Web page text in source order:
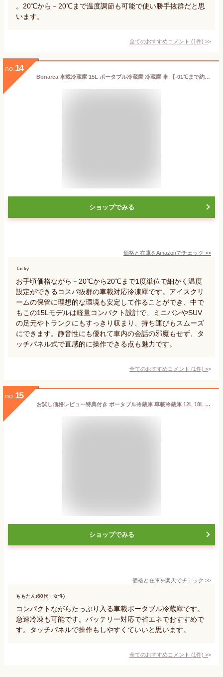
。20℃から－20℃まで温度調節も可能で使い勝手抜群だと思
います。
全てのおすすめコメント (1件) >
no. 14
Bonarca 車載冷蔵庫 15L ポータブル冷蔵庫 冷蔵庫 車 【-01℃まで約6分/低電圧保護】 コンプレッサー式 AC100V DC12V/24V対応 冷蔵冷凍庫 冷凍庫 ポータブル 小型 車中泊 持ち運び クーラーボックス FCR-A01BK ホワイト
ショップでみる
価格と在庫をAmazonでチェック >>
Tacky
お手頃価格ながら－20℃から20℃まで1度単位で細かく温度
設定ができるコスパ抜群の車載対応冷凍庫です。アイスクリ
ームの保管に理想的な環境も安定して作ることができ、中で
もこの15Lモデルは軽量コンパクト設計で、ミニバンやSUV
の足元やトランクにもすっきり収まり、持ち運びもスムーズ
にできます。静音性にも優れて車内の会話の邪魔もせず、タ
ッチパネル式で直感的に操作できる点も魅力です。
全てのおすすめコメント (1件) >
no. 15
お試し価格レビュー特典付き ポータブル冷蔵庫 車載冷蔵庫 12L 18L バッテリー対応 ポータブル冷凍庫 トラック 冷蔵庫 車載用冷蔵庫 冷蔵冷凍庫ポータブル -20℃ DC12V/24V AC100V 静音 家庭用コンセント 車中泊 クーラーボックス アウトドア キャンプ 停電 地震対策
ショップでみる
価格と在庫を楽天でチェック >>
ももたん(60代・女性)
コンパクトながらたっぷり入る車載ポータブル冷蔵庫です。
急速冷凍も可能です。バッテリー対応で省エネでおすすめで
す。タッチパネルで操作もしやすくていいと思います。
全てのおすすめコメント (1件) >